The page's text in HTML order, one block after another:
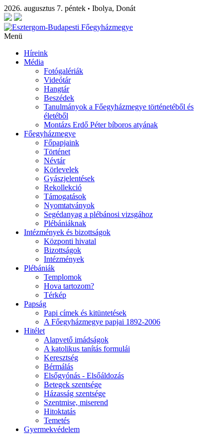
2026. augusztus 7. péntek • Ibolya, Donát
Menü
Híreink
Média
Fotógalériák
Videótár
Hangtár
Beszédek
Tanulmányok a Főegyházmegye történetéből és
életéből
Montázs Erdő Péter bíboros atyának
Főegyházmegye
Főpapjaink
Történet
Névtár
Körlevelek
Gyászjelentések
Rekollekció
Támogatások
Nyomtatványok
Segédanyag a plébánosi vizsgához
Plébániáknak
Intézmények és bizottságok
Központi hivatal
Bizottságok
Intézmények
Plébániák
Templomok
Hova tartozom?
Térkép
Papság
Papi címek és kitüntetések
A Főegyházmegye papjai 1892-2006
Hitélet
Alapvető imádságok
A katolikus tanítás formulái
Keresztség
Bérmálás
Elsőgyónás - Elsőáldozás
Betegek szentsége
Házasság szentsége
Szentmise, miserend
Hitoktatás
Temetés
Gyermekvédelem